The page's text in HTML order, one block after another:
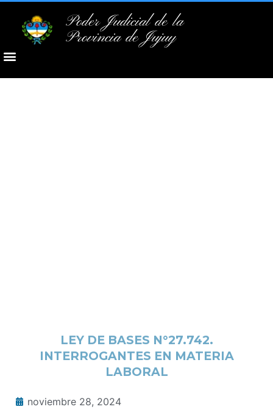
Poder Judicial de la
Provincia de Jujuy
LEY DE BASES N°27.742.
INTERROGANTES EN MATERIA
LABORAL
noviembre 28, 2024